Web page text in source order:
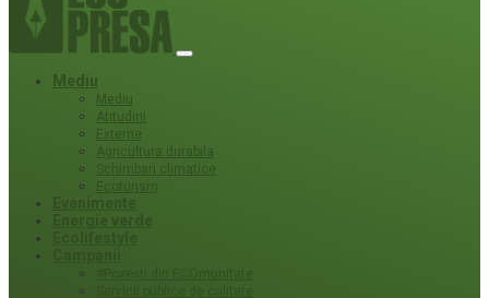
Mediu
Mediu
Atitudini
Externe
Agricultura durabila
Schimbari climatice
Ecoturism